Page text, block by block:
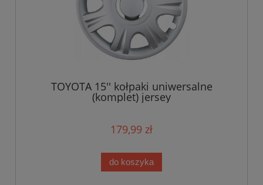
TOYOTA 15'' kołpaki uniwersalne
(komplet) jersey
179,99 zł
do koszyka